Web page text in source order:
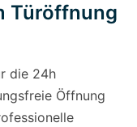
Türöffnung
die 24h
Öffnung